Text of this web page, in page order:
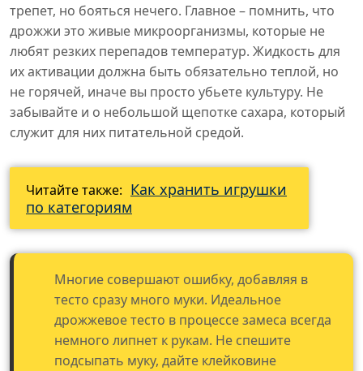
трепет, но бояться нечего. Главное – помнить, что
дрожжи это живые микроорганизмы, которые не
любят резких перепадов температур. Жидкость для
их активации должна быть обязательно теплой, но
не горячей, иначе вы просто убьете культуру. Не
забывайте и о небольшой щепотке сахара, который
служит для них питательной средой.
Читайте также: Как хранить игрушки
по категориям
Многие совершают ошибку, добавляя в
тесто сразу много муки. Идеальное
дрожжевое тесто в процессе замеса всегда
немного липнет к рукам. Не спешите
подсыпать муку, дайте клейковине